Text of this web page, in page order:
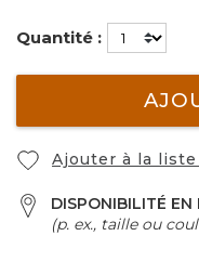
Quantité :
Ajouter à la
DISPONIBILITÉ EN
(p. ex., taille ou